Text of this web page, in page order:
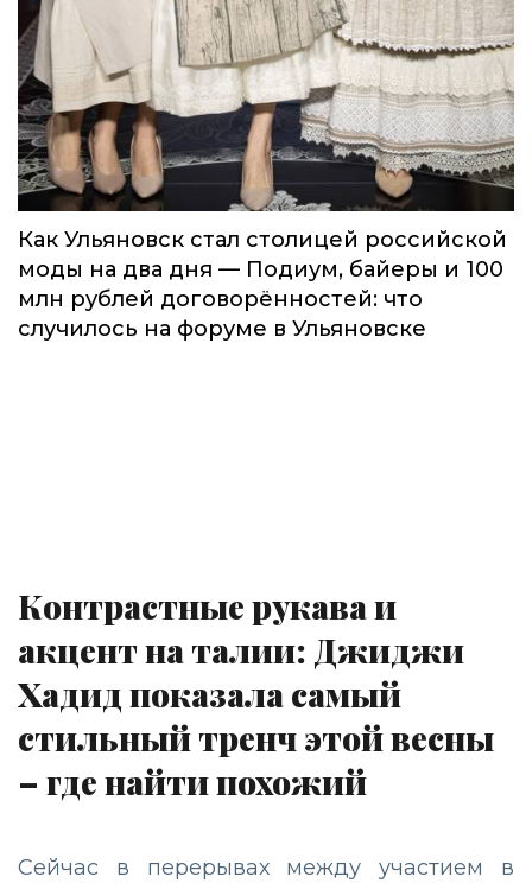
Как Ульяновск стал столицей российской
моды на два дня — Подиум, байеры и 100
млн рублей договорённостей: что
случилось на форуме в Ульяновске
Контрастные рукава и
акцент на талии: Джиджи
Хадид показала самый
стильный тренч этой весны
– где найти похожий
Сейчас в перерывах между участием в